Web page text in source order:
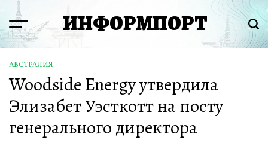
Перейти
содержимому
Menu ИНФОРМПОРТ
ОПУБЛИКОВАНО
В
АВСТРАЛИЯ
Woodside Energy утвердила
Элизабет Уэсткотт на посту
генерального директора